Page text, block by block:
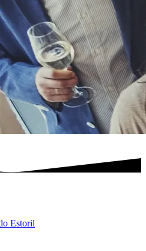
Estoril